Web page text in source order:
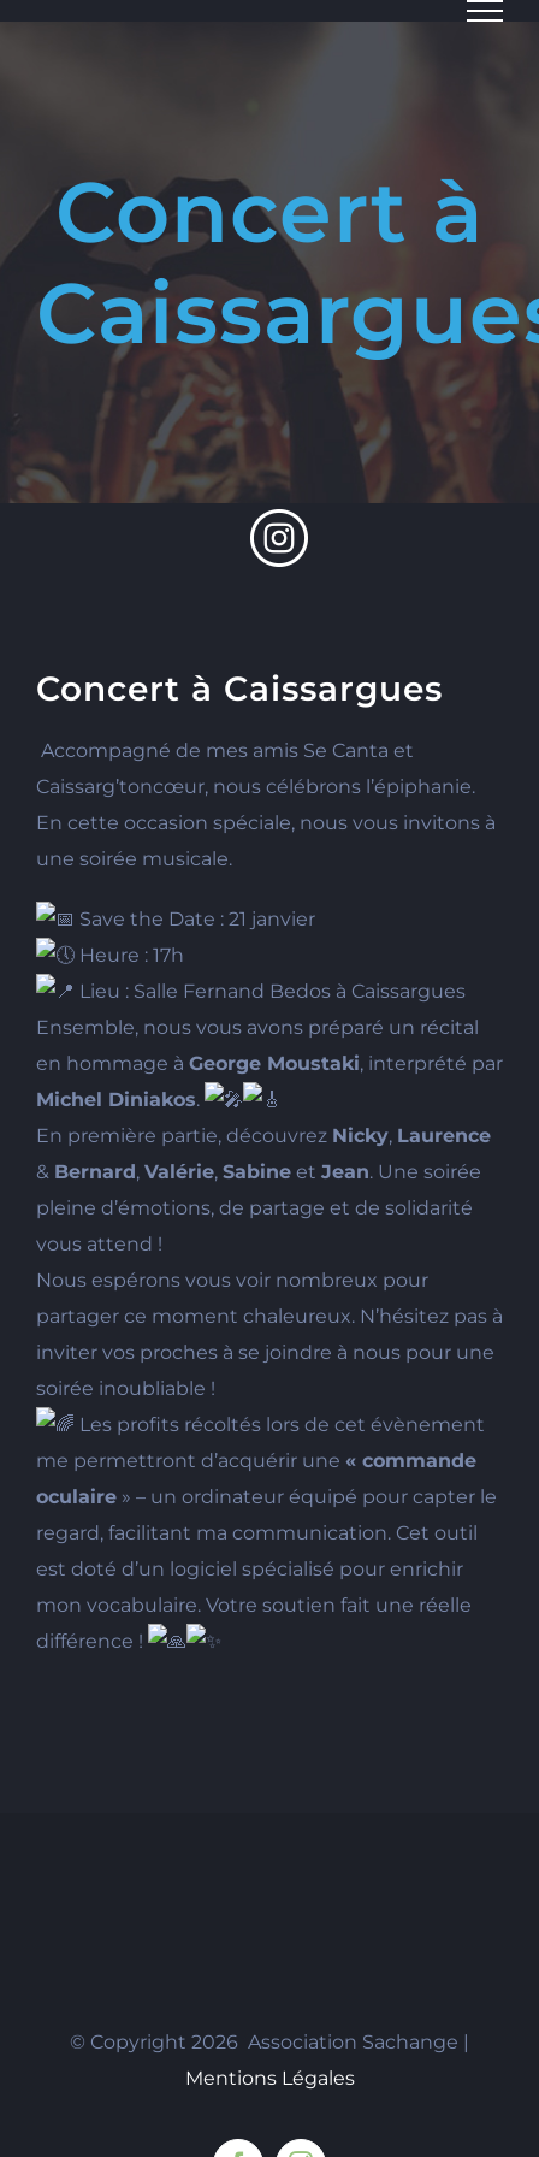
Passer
Concert à
Concert à Caissargues
Accompagné de mes amis Se Canta et
Caissarg’toncœur, nous célébrons l’épiphanie.
En cette occasion spéciale, nous vous invitons à
une soirée musicale.
Save the Date : 21 janvier
Heure : 17h
Lieu : Salle Fernand Bedos à Caissargues
Ensemble, nous vous avons préparé un récital
en hommage à George Moustaki, interprété par
Michel Diniakos.
En première partie, découvrez Nicky, Laurence
& Bernard, Valérie, Sabine et Jean. Une soirée
pleine d’émotions, de partage et de solidarité
vous attend !
Nous espérons vous voir nombreux pour
partager ce moment chaleureux. N’hésitez pas à
inviter vos proches à se joindre à nous pour une
soirée inoubliable !
Les profits récoltés lors de cet évènement
me permettront d’acquérir une « commande
oculaire » – un ordinateur équipé pour capter le
regard, facilitant ma communication. Cet outil
est doté d’un logiciel spécialisé pour enrichir
mon vocabulaire. Votre soutien fait une réelle
différence !
© Copyright 2026 Association Sachange |
Mentions Légales